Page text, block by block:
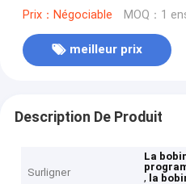
Prix：Négociable MOQ：1
meilleur prix
Description De Produit
Surligner
La
, la